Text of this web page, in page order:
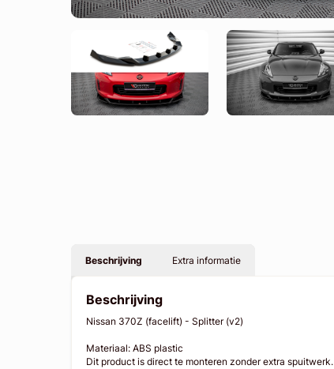
Beschrijving Extra informatie
Beschrijving
Nissan 370Z (facelift) - Splitter (v2)
Materiaal: ABS plastic
Dit product is direct te monteren zonder extra spuitwerk.